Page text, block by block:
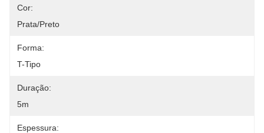
Cor:
Prata/preto
Forma:
T-Tipo
Duração:
5m
Espessura: